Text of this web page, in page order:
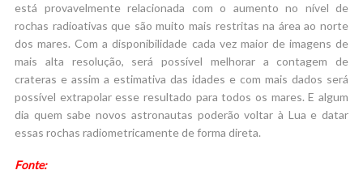
está provavelmente relacionada com o aumento no nível de
rochas radioativas que são muito mais restritas na área ao norte
dos mares. Com a disponibilidade cada vez maior de imagens de
mais alta resolução, será possível melhorar a contagem de
crateras e assim a estimativa das idades e com mais dados será
possível extrapolar esse resultado para todos os mares. E algum
dia quem sabe novos astronautas poderão voltar à Lua e datar
essas rochas radiometricamente de forma direta.
Fonte: